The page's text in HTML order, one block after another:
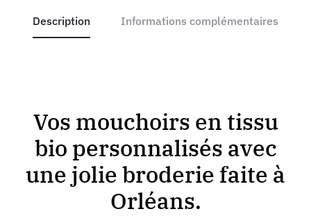
Description Informations complémentaires
Vos mouchoirs en tissu
bio personnalisés avec
une jolie broderie faite à
Orléans.